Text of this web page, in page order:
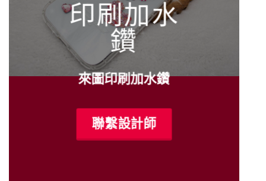
印刷加水
鑽
來圖印刷加水鑽
聯繫設計師